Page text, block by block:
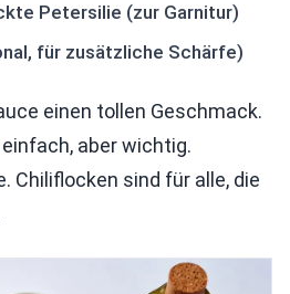
Petersilie (zur Garnitur)
für zusätzliche Schärfe)
einen tollen Geschmack.
aber wichtig.
Chiliflocken sind für alle, die